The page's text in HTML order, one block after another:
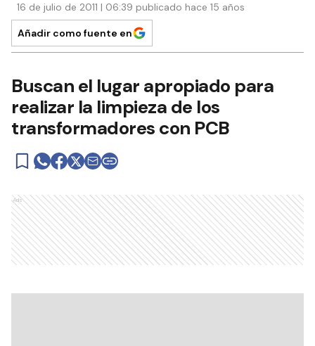
16 de julio de 2011 | 06:39 publicado hace 15 años
Añadir como fuente en
Buscan el lugar apropiado para
realizar la limpieza de los
transformadores con PCB
Ads